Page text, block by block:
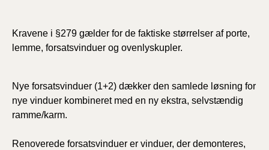
Kravene i §279 gælder for de faktiske størrelser af porte,
lemme, forsatsvinduer og ovenlyskupler.
Nye forsatsvinduer (1+2) dækker den samlede løsning for
nye vinduer kombineret med en ny ekstra, selvstændig
ramme/karm.
Renoverede forsatsvinduer er vinduer, der demonteres,